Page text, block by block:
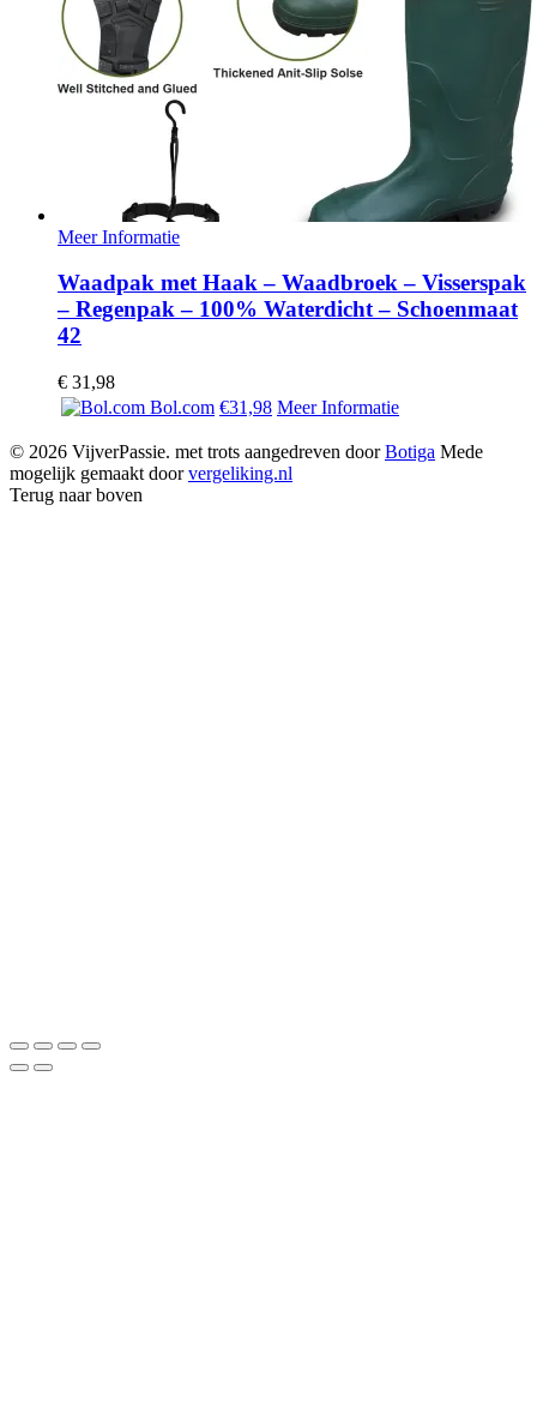
Meer Informatie
Waadpak met Haak – Waadbroek – Visserspak
– Regenpak – 100% Waterdicht – Schoenmaat
42
€ 31,98
Bol.com €31,98 Meer Informatie
© 2026 VijverPassie. met trots aangedreven doorBotiga Mede
mogelijk gemaakt doorvergeliking.nl
Terug naar boven